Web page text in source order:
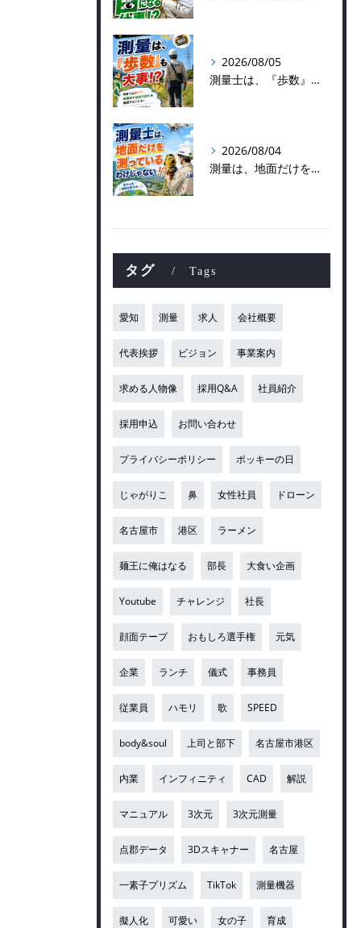
2026/08/05
測量士は、『歩数』も大事！？
2026/08/04
測量は、地面だけを測っているわけじゃない！？👷📡
タグ Tags
愛知 測量 求人 会社概要
代表挨拶 ビジョン 事業案内
求める人物像 採用Q&A 社員紹介
採用申込 お問い合わせ
プライバシーポリシー ポッキーの日
じゃがりこ 鼻 女性社員 ドローン
名古屋市 港区 ラーメン
麺王に俺はなる 部長 大食い企画
Youtube チャレンジ 社長
顔面テープ おもしろ選手権 元気
企業 ランチ 儀式 事務員
従業員 ハモリ 歌 SPEED
body&soul 上司と部下 名古屋市港区
内業 インフィニティ CAD 解説
マニュアル 3次元 3次元測量
点郡データ 3Dスキャナー 名古屋
一素子プリズム TikTok 測量機器
擬人化 可愛い 女の子 育成